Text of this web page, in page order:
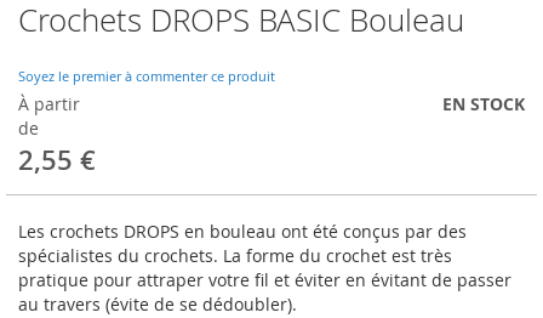
Crochets DROPS BASIC Bouleau
Soyez le premier à commenter ce produit
À partir
de
2,55 €
EN STOCK
Les crochets DROPS en bouleau ont été conçus par des
spécialistes du crochets. La forme du crochet est très
pratique pour attraper votre fil et éviter en évitant de passer
au travers (évite de se dédoubler).
Skip
to
beginning
of
the
images